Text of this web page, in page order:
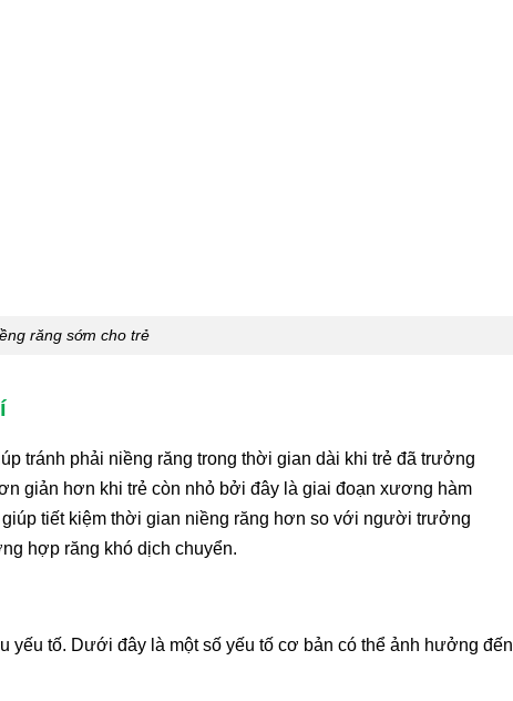
răng sớm cho trẻ
tránh phải niềng răng trong thời gian dài khi trẻ đã trưởng
giản hơn khi trẻ còn nhỏ bởi đây là giai đoạn xương hàm
tiết kiệm thời gian niềng răng hơn so với người trưởng
hợp răng khó dịch chuyển.
yếu tố. Dưới đây là một số yếu tố cơ bản có thể ảnh hưởng đến